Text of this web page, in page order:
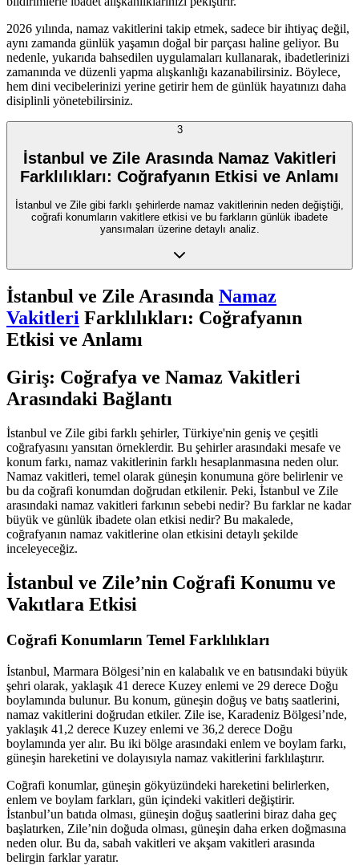
2026 yılında, namaz vakitlerini takip etmek, sadece bir ihtiyaç değil,
aynı zamanda günlük yaşamın doğal bir parçası haline geliyor. Bu
nedenle, yukarıda bahsedilen uygulamaları kullanarak, ibadetlerinizi
zamanında ve düzenli yapma alışkanlığı kazanabilirsiniz. Böylece,
hem dini vecibelerinizi yerine getirir hem de günlük hayatınızı daha
disiplinli yönetebilirsiniz.
3
İstanbul ve Zile Arasında Namaz Vakitleri
Farklılıkları: Coğrafyanın Etkisi ve Anlamı
İstanbul ve Zile gibi farklı şehirlerde namaz vakitlerinin neden değiştiği,
coğrafi konumların vakitlere etkisi ve bu farkların günlük ibadete
yansımaları üzerine detaylı analiz.
İstanbul ve Zile Arasında Namaz
Vakitleri Farklılıkları: Coğrafyanın
Etkisi ve Anlamı
Giriş: Coğrafya ve Namaz Vakitleri
Arasındaki Bağlantı
İstanbul ve Zile gibi farklı şehirler, Türkiye'nin geniş ve çeşitli
coğrafyasını yansıtan örneklerdir. Bu şehirler arasındaki mesafe ve
konum farkı, namaz vakitlerinin farklı hesaplanmasına neden olur.
Namaz vakitleri, temel olarak güneşin konumuna göre belirlenir ve
bu da coğrafi konumdan doğrudan etkilenir. Peki, İstanbul ve Zile
arasındaki namaz vakitleri farkının sebebi nedir? Bu farklar ne kadar
büyük ve günlük ibadete olan etkisi nedir? Bu makalede,
coğrafyanın namaz vakitlerine olan etkisini detaylı şekilde
inceleyeceğiz.
İstanbul ve Zile’nin Coğrafi Konumu ve
Vakıtlara Etkisi
Coğrafi Konumların Temel Farklılıkları
İstanbul, Marmara Bölgesi’nin en kalabalık ve en batısındaki büyük
şehri olarak, yaklaşık 41 derece Kuzey enlemi ve 29 derece Doğu
boylamında bulunur. Bu konum, güneşin doğuş ve batış saatlerini,
namaz vakitlerini doğrudan etkiler. Zile ise, Karadeniz Bölgesi’nde,
yaklaşık 41,2 derece Kuzey enlemi ve 36,2 derece Doğu
boylamında yer alır. Bu iki bölge arasındaki enlem ve boylam farkı,
güneşin hareketini ve dolayısıyla namaz vakitlerini farklılaştırır.
Coğrafi konumlar, güneşin gökyüzündeki hareketini belirlerken,
enlem ve boylam farkları, gün içindeki vakitleri değiştirir.
İstanbul’un batıda olması, güneşin doğuş saatlerini biraz daha geç
başlatırken, Zile’nin doğuda olması, güneşin daha erken doğmasına
neden olur. Bu da, sabah vakitleri ve akşam vakitleri arasında
belirgin farklar yaratır.